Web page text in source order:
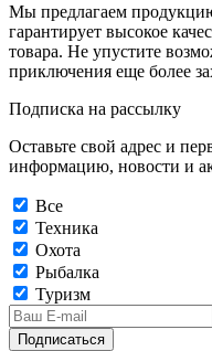
Мы предлагаем
гарантирует высокое
товара. Не упустите
приключения еще более
Подписка на рассылку
Оставьте свой адрес и
информацию, новости и
Все
Техника
Охота
Рыбалка
Туризм
Подписаться